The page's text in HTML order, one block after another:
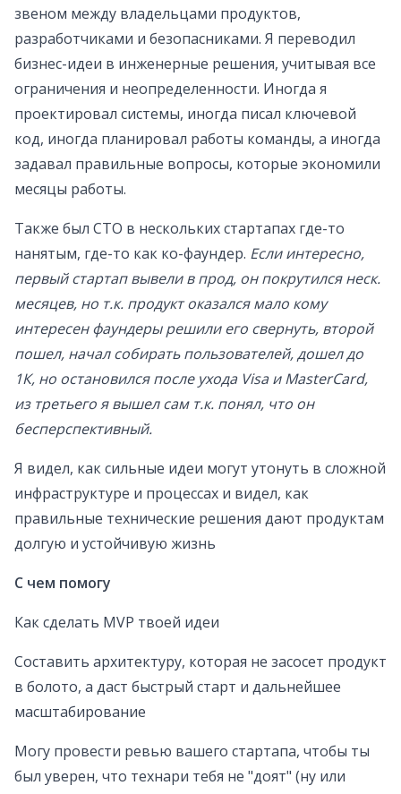
звеном между владельцами продуктов,
разработчиками и безопасниками. Я переводил
бизнес-идеи в инженерные решения, учитывая все
ограничения и неопределенности. Иногда я
проектировал системы, иногда писал ключевой
код, иногда планировал работы команды, а иногда
задавал правильные вопросы, которые экономили
месяцы работы.
Также был CTO в нескольких стартапах где-то
нанятым, где-то как ко-фаундер. Если интересно,
первый стартап вывели в прод, он покрутился неск.
месяцев, но т.к. продукт оказался мало кому
интересен фаундеры решили его свернуть, второй
пошел, начал собирать пользователей, дошел до
1К, но остановился после ухода Visa и MasterCard,
из третьего я вышел сам т.к. понял, что он
бесперспективный.
Я видел, как сильные идеи могут утонуть в сложной
инфраструктуре и процессах и видел, как
правильные технические решения дают продуктам
долгую и устойчивую жизнь
С чем помогу
Как сделать MVP твоей идеи
Составить архитектуру, которая не засосет продукт
в болото, а даст быстрый старт и дальнейшее
масштабирование
Могу провести ревью вашего стартапа, чтобы ты
был уверен, что технари тебя не "доят" (ну или